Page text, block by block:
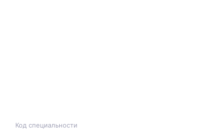
Код специальности